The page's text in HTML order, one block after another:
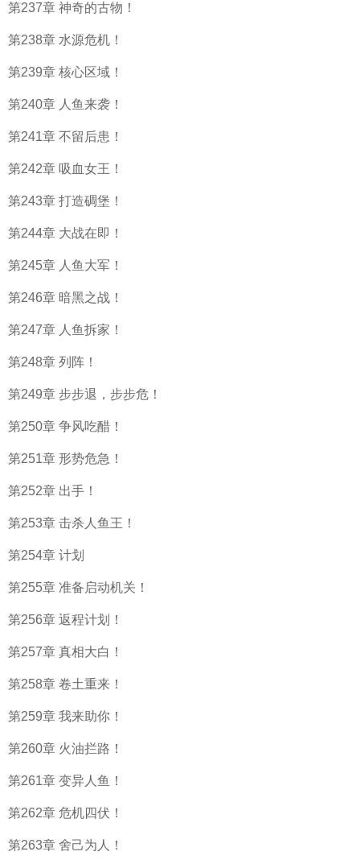
第237章 神奇的古物！
第238章 水源危机！
第239章 核心区域！
第240章 人鱼来袭！
第241章 不留后患！
第242章 吸血女王！
第243章 打造碉堡！
第244章 大战在即！
第245章 人鱼大军！
第246章 暗黑之战！
第247章 人鱼拆家！
第248章 列阵！
第249章 步步退，步步危！
第250章 争风吃醋！
第251章 形势危急！
第252章 出手！
第253章 击杀人鱼王！
第254章 计划
第255章 准备启动机关！
第256章 返程计划！
第257章 真相大白！
第258章 卷土重来！
第259章 我来助你！
第260章 火油拦路！
第261章 变异人鱼！
第262章 危机四伏！
第263章 舍己为人！